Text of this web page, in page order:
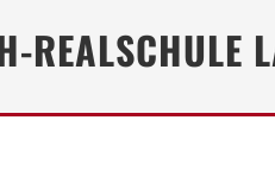
REALSCHULE